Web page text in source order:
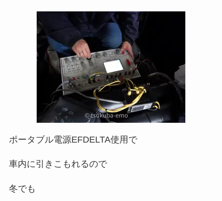
ポータブル電源EFDELTA使用で
車内に引きこもれるので
冬でも